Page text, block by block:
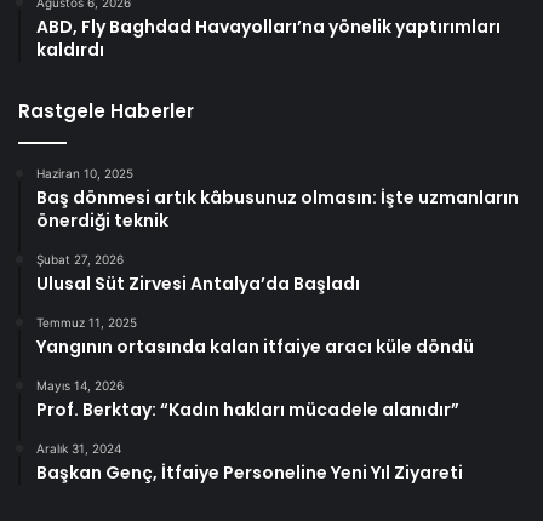
ABD, Fly Baghdad Havayolları’na yönelik yaptırımları
kaldırdı
Rastgele Haberler
Haziran 10, 2025
Baş dönmesi artık kâbusunuz olmasın: İşte uzmanların
önerdiği teknik
Şubat 27, 2026
Ulusal Süt Zirvesi Antalya’da Başladı
Temmuz 11, 2025
Yangının ortasında kalan itfaiye aracı küle döndü
Mayıs 14, 2026
Prof. Berktay: “Kadın hakları mücadele alanıdır”
Aralık 31, 2024
Başkan Genç, İtfaiye Personeline Yeni Yıl Ziyareti